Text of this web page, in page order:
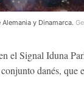
y Dinamarca.
el Signal Iduna
danés, que